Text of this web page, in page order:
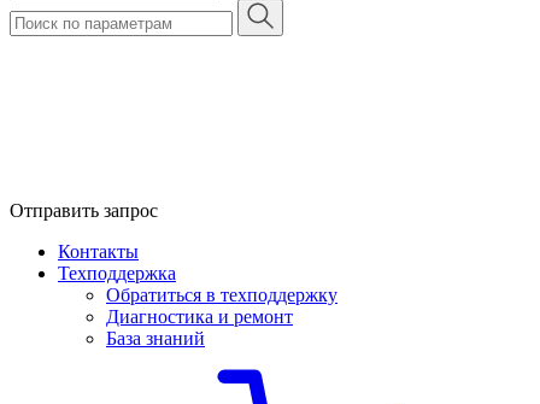
Отправить запрос
Контакты
Техподдержка
Обратиться в техподдержку
Диагностика и ремонт
База знаний